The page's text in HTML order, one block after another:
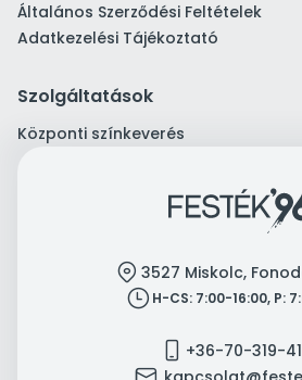
Általános Szerződési Feltételek
Adatkezelési Tájékoztató
Szolgáltatások
Központi színkeverés
location 3527 Miskolc,
clock H-CS: 7:00-16:00, P:
mobile +36-70-319-